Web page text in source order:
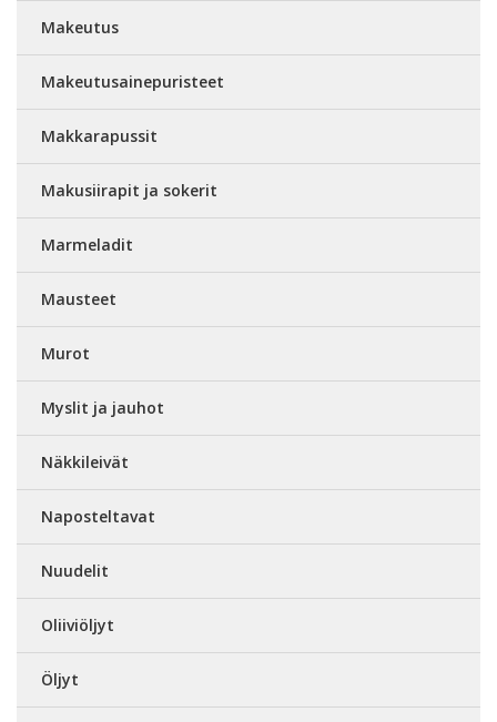
Makeutus
Makeutusainepuristeet
Makkarapussit
Makusiirapit ja sokerit
Marmeladit
Mausteet
Murot
Myslit ja jauhot
Näkkileivät
Naposteltavat
Nuudelit
Oliiviöljyt
Öljyt